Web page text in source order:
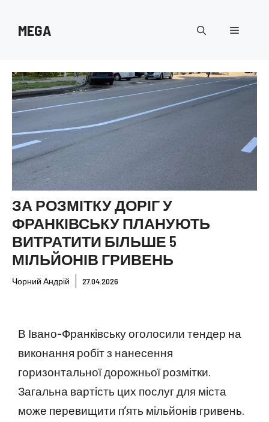
MEGA Меню
ЗА РОЗМІТКУ ДОРІГ У
ФРАНКІВСЬКУ ПЛАНУЮТЬ
ВИТРАТИТИ БІЛЬШЕ 5
МІЛЬЙОНІВ ГРИВЕНЬ
Чорний Андрій 27.04.2026
В Івано-Франківську оголосили тендер на
виконання робіт з нанесення
горизонтальної дорожньої розмітки.
Загальна вартість цих послуг для міста
може перевищити п’ять мільйонів гривень.